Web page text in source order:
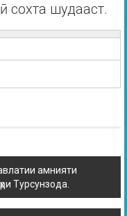
сохта шудааст.
амнияти
Турсунзода.